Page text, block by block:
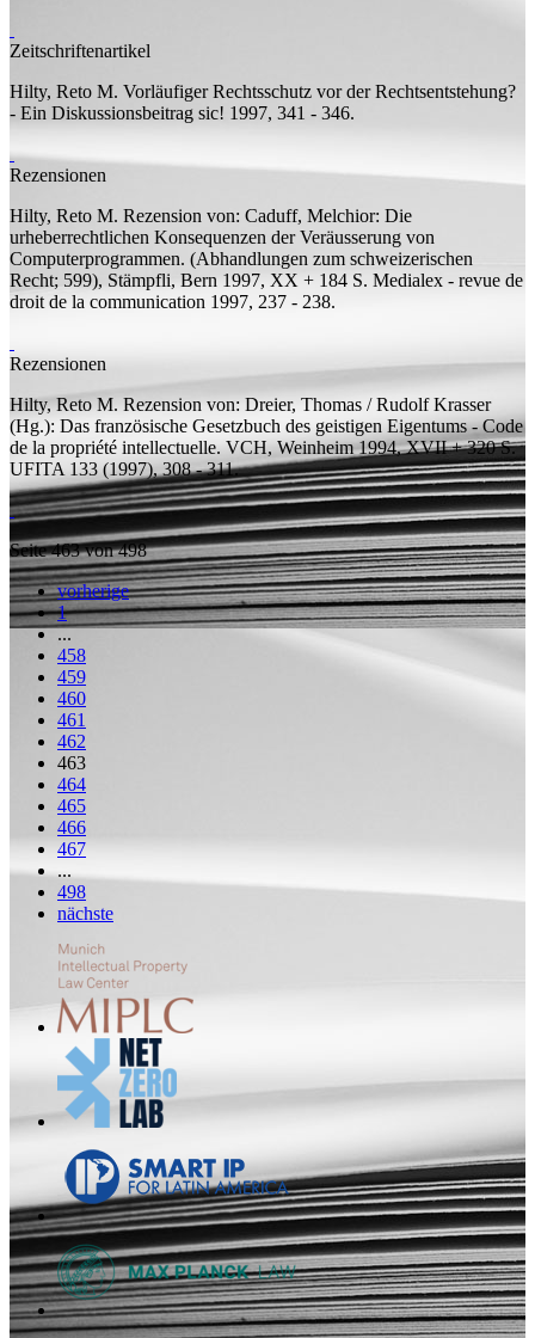
Zeitschriftenartikel
Hilty, Reto M. Vorläufiger Rechtsschutz vor der Rechtsentstehung?
- Ein Diskussionsbeitrag sic! 1997, 341 - 346.
Rezensionen
Hilty, Reto M. Rezension von: Caduff, Melchior: Die
urheberrechtlichen Konsequenzen der Veräusserung von
Computerprogrammen. (Abhandlungen zum schweizerischen
Recht; 599), Stämpfli, Bern 1997, XX + 184 S. Medialex - revue de
droit de la communication 1997, 237 - 238.
Rezensionen
Hilty, Reto M. Rezension von: Dreier, Thomas / Rudolf Krasser
(Hg.): Das französische Gesetzbuch des geistigen Eigentums - Code
de la propriété intellectuelle. VCH, Weinheim 1994, XVII + 320 S.
UFITA 133 (1997), 308 - 311.
Seite 463 von 498
vorherige
1
...
458
459
460
461
462
463
464
465
466
467
...
498
nächste